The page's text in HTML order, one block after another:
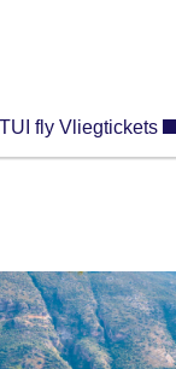
TUI fly Vliegtickets